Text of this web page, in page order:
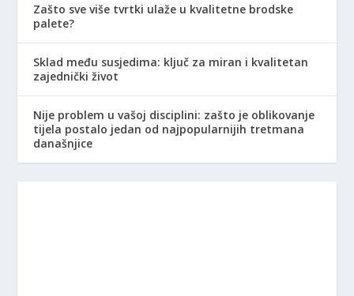
Zašto sve više tvrtki ulaže u kvalitetne brodske
palete?
Sklad među susjedima: ključ za miran i kvalitetan
zajednički život
Nije problem u vašoj disciplini: zašto je oblikovanje
tijela postalo jedan od najpopularnijih tretmana
današnjice